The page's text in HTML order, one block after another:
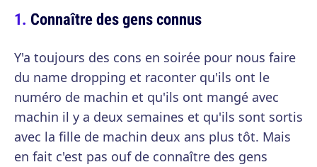
Connaître des gens connus
Y'a toujours des cons en soirée pour nous faire
du name dropping et raconter qu'ils ont le
numéro de machin et qu'ils ont mangé avec
machin il y a deux semaines et qu'ils sont sortis
avec la fille de machin deux ans plus tôt. Mais
en fait c'est pas ouf de connaître des gens